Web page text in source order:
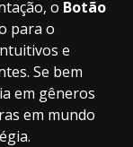
o Botão
para o
e
Se bem
em gêneros
em mundo